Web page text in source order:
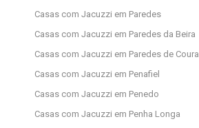
Casas com Jacuzzi em Paredes
Casas com Jacuzzi em Paredes da Beira
Casas com Jacuzzi em Paredes de Coura
Casas com Jacuzzi em Penafiel
Casas com Jacuzzi em Penedo
Casas com Jacuzzi em Penha Longa